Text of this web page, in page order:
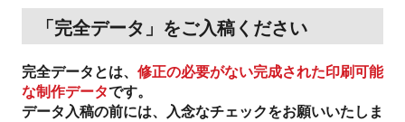
「完全データ」をご入稿ください
完全データとは、 修正の必要がない完成された印刷可能
な制作データです。
データ入稿の前には、入念なチェックをお願いいたしま